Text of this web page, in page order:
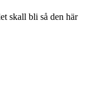
skall bli så den här